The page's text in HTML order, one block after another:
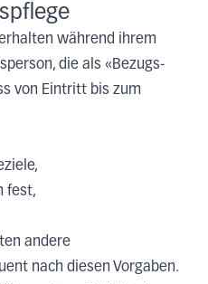
während ihrem
die als «Bezugs-
von Eintritt bis zum
fest,
andere
nach diesen Vorgaben.